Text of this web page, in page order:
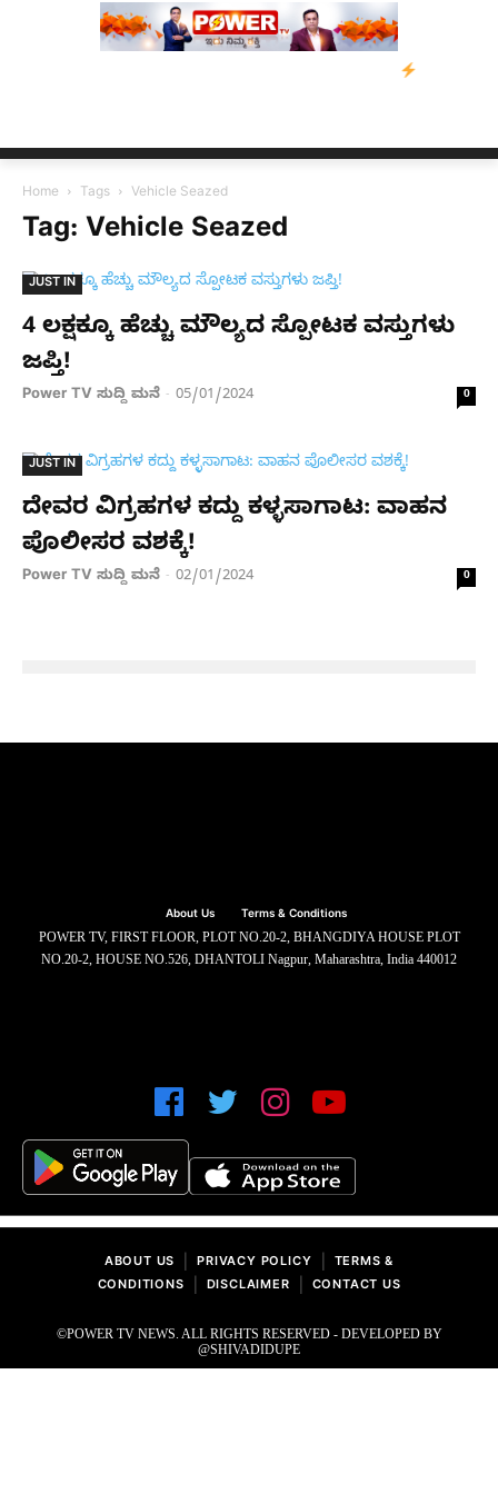
ನ್ಯೂಸ್
Home Tags Vehicle Seazed
Tag: Vehicle Seazed
JUST IN
4 ಲಕ್ಷಕ್ಕೂ ಹೆಚ್ಚು ಮೌಲ್ಯದ ಸ್ಪೋಟಕ ವಸ್ತುಗಳು
ಜಪ್ತಿ!
Power TV ಸುದ್ದಿ ಮನೆ - 05/01/2024 0
JUST IN
ದೇವರ ವಿಗ್ರಹಗಳ ಕದ್ದು ಕಳ್ಳಸಾಗಾಟ: ವಾಹನ
ಪೊಲೀಸರ ವಶಕ್ಕೆ!
Power TV ಸುದ್ದಿ ಮನೆ - 02/01/2024 0
About Us Terms & Conditions
POWER TV, FIRST FLOOR, PLOT NO.20-2, BHANGDIYA HOUSE PLOT
NO.20-2, HOUSE NO.526, DHANTOLI Nagpur, Maharashtra, India 440012
ABOUT US PRIVACY POLICY
TERMS &
CONDITIONS
DISCLAIMER CONTACT US
©POWER TV NEWS. ALL RIGHTS RESERVED - DEVELOPED BY
@SHIVADIDUPE